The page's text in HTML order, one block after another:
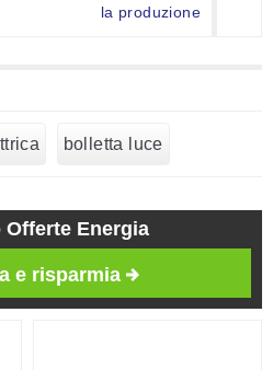
la produzione
bolletta luce
Energia
e risparmia